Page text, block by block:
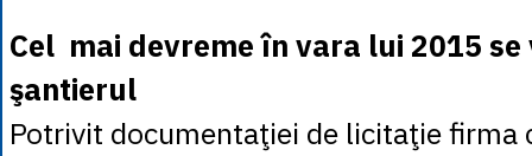
Cel mai devreme în vara lui 2015 se
şantierul
Potrivit documentaţiei de licitaţie firma